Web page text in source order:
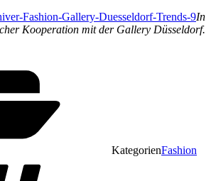
In
Kooperation mit der Gallery Düsseldorf.
KategorienFashion